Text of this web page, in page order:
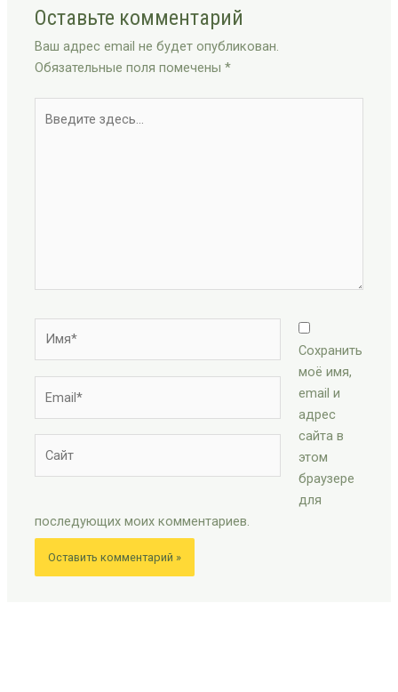
Оставьте комментарий
Ваш адрес email не будет опубликован.
Обязательные поля помечены*
здесь...
Сохранить
моё имя,
email и
адрес
сайта в
этом
браузере
для
последующих моих комментариев.